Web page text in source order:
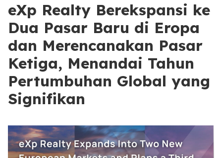
eXp Realty Berekspansi ke
Dua Pasar Baru di Eropa
dan Merencanakan Pasar
Ketiga, Menandai Tahun
Pertumbuhan Global yang
Signifikan